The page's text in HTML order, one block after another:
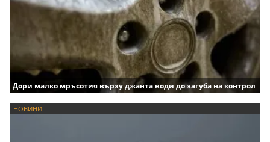
Дори малко мръсотия върху джанта води до загуба на контрол
НОВИНИ